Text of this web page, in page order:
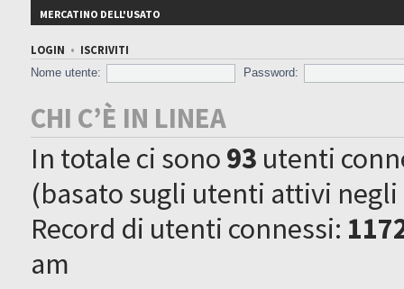
MERCATINO DELL'USATO
LOGIN • ISCRIVITI
Nome utente:
Password:
CHI C’È IN LINEA
In totale ci sono93 utenti
(basato sugli utenti attivi
Record di utenti connessi:
am